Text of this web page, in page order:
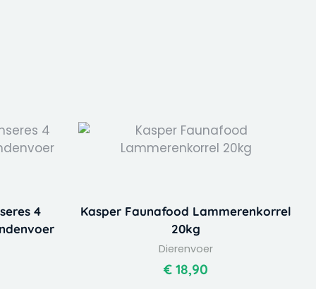
4
Kasper Faunafood Lammerenkorrel
20kg
Dierenvoer
€ 18,90